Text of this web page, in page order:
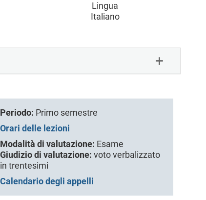
Lingua
Italiano
Periodo: Primo semestre
Orari delle lezioni
Modalità di valutazione: Esame
Giudizio di valutazione: voto verbalizzato
in trentesimi
Calendario degli appelli